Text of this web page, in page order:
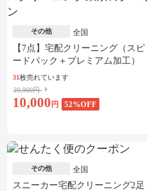
その他 全国
【7点】宅配クリーニング（スピ
ードパック＋プレミアム加工）
31枚売れています
20,900円
10,000 円 52%OFF
その他 全国
スニーカー宅配クリーニング2足